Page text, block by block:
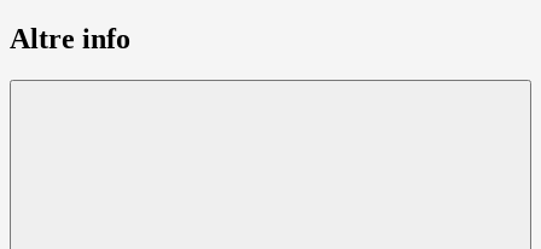
Altre info